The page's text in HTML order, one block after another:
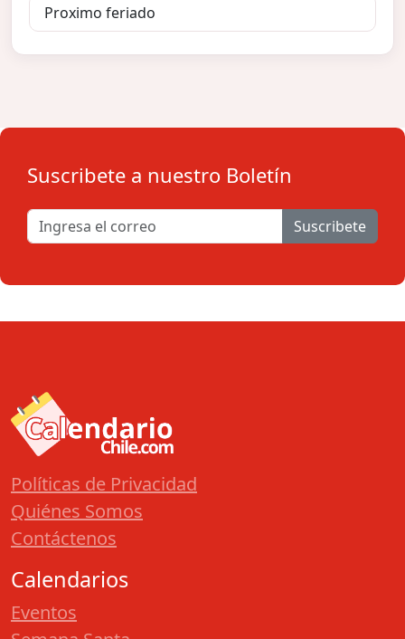
Proximo feriado
Suscribete a nuestro Boletín
Suscribete
Políticas de Privacidad
Quiénes Somos
Contáctenos
Calendarios
Eventos